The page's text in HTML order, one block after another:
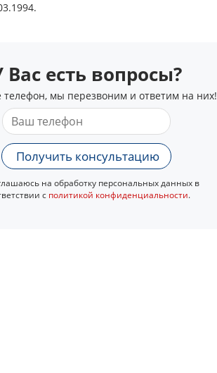
Вас есть вопросы?
телефон, мы перезвоним и ответим на них!
Получить консультацию
на обработку персональных данных в
с политикой конфиденциальности.